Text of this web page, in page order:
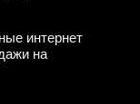
интернет
на